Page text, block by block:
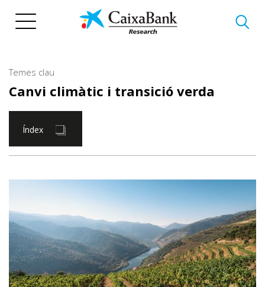
Temes clau
Canvi climàtic i transició verda
Índex